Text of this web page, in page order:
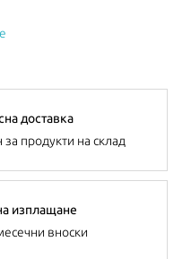
доставка
продукти на склад
изплащане
вноски